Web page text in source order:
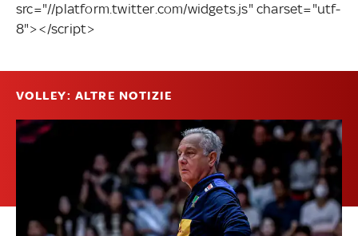
src="//platform.twitter.com/widgets.js" charset="utf-
8"></script>
VOLLEY: ALTRE NOTIZIE